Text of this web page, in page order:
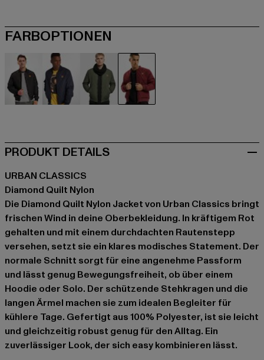
FARBOPTIONEN
PRODUKT DETAILS
URBAN CLASSICS
Diamond Quilt Nylon
Die Diamond Quilt Nylon Jacket von Urban Classics bringt
frischen Wind in deine Oberbekleidung. In kräftigem Rot
gehalten und mit einem durchdachten Rautenstepp
versehen, setzt sie ein klares modisches Statement. Der
normale Schnitt sorgt für eine angenehme Passform
und lässt genug Bewegungsfreiheit, ob über einem
Hoodie oder Solo. Der schützende Stehkragen und die
langen Ärmel machen sie zum idealen Begleiter für
kühlere Tage. Gefertigt aus 100% Polyester, ist sie leicht
und gleichzeitig robust genug für den Alltag. Ein
zuverlässiger Look, der sich easy kombinieren lässt.